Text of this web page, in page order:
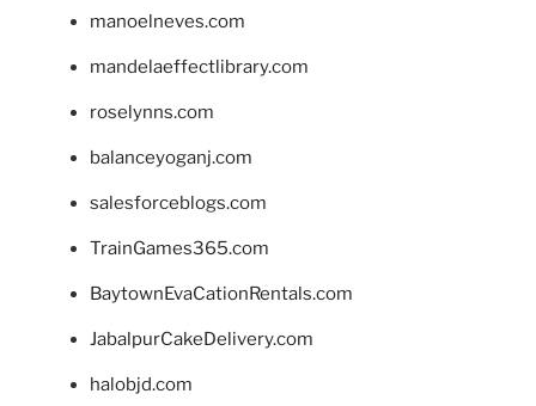
manoelneves.com
mandelaeffectlibrary.com
roselynns.com
balanceyoganj.com
salesforceblogs.com
TrainGames365.com
BaytownEvaCationRentals.com
JabalpurCakeDelivery.com
halobjd.com